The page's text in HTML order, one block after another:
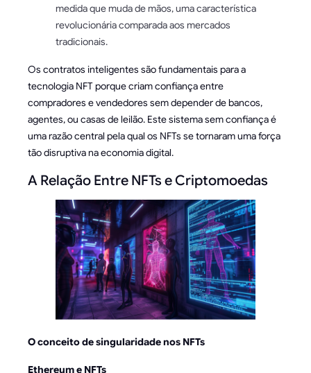
medida que muda de mãos, uma característica
revolucionária comparada aos mercados
tradicionais.
Os contratos inteligentes são fundamentais para a
tecnologia NFT porque criam confiança entre
compradores e vendedores sem depender de bancos,
agentes, ou casas de leilão. Este sistema sem confiança é
uma razão central pela qual os NFTs se tornaram uma força
tão disruptiva na economia digital.
A Relação Entre NFTs e Criptomoedas
O conceito de singularidade nos NFTs
Ethereum e NFTs